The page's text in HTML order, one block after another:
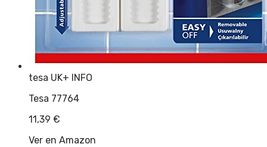
tesa UK+ INFO
Tesa 77764
11,39 €
Ver en Amazon